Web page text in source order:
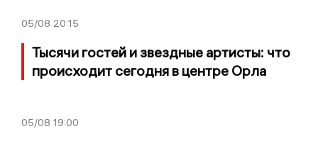
05/08 20:15
Тысячи гостей и звездные артисты: что
происходит сегодня в центре Орла
05/08 19:00